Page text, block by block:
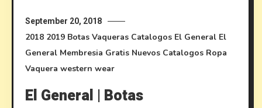
September 20, 2018
2018 2019 Botas Vaqueras Catalogos El General El
General Membresia Gratis Nuevos Catalogos Ropa
Vaquera western wear
El General | Botas